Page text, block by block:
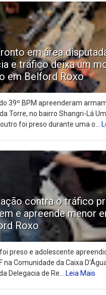
em área
e tráfico deixa um
em Belford Roxo
39º BPM apreenderam
Torre, no bairro Shangri-Lá
foi preso durante uma o...
contra o tráfico
e apreende menor
Roxo
preso e adolescente
na Comunidade da Caixa
Delegacia de Re...
Leia Mais